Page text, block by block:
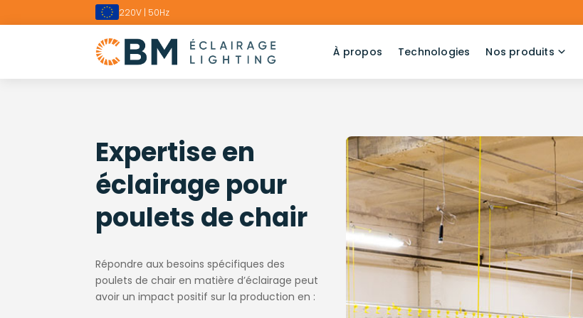
220V | 50Hz
À propos Technologies Nos produits
Expertise en
éclairage pour
poulets de chair
Répondre aux besoins spécifiques des
poulets de chair en matière d’éclairage peut
avoir un impact positif sur la production en :